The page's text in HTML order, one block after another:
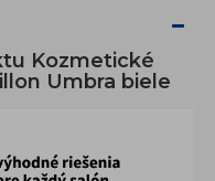
Kozmetické
Umbra biele